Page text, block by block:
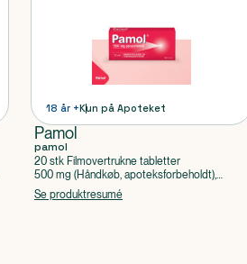
18 år +Kun på Apoteket
Pamol
pamol
20 stk Filmovertrukne tabletter
500 mg (Håndkøb, apoteksforbeholdt),
Paracetamol
Se produktresumé